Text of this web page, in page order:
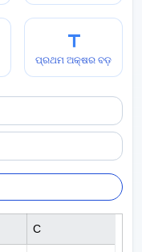
ପ୍ରଥମ ଅକ୍ଷର ବଡ଼
C